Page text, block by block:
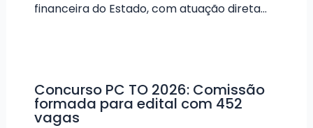
financeira do Estado, com atuação direta…
Concurso PC TO 2026: Comissão
formada para edital com 452
vagas